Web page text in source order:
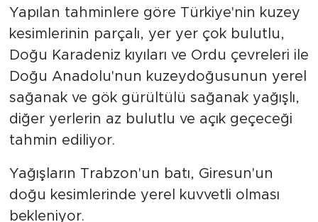
Yapılan tahminlere göre Türkiye'nin kuzey
kesimlerinin parçalı, yer yer çok bulutlu,
Doğu Karadeniz kıyıları ve Ordu çevreleri ile
Doğu Anadolu'nun kuzeydoğusunun yerel
sağanak ve gök gürültülü sağanak yağışlı,
diğer yerlerin az bulutlu ve açık geçeceği
tahmin ediliyor.
Yağışların Trabzon'un batı, Giresun'un
doğu kesimlerinde yerel kuvvetli olması
bekleniyor.